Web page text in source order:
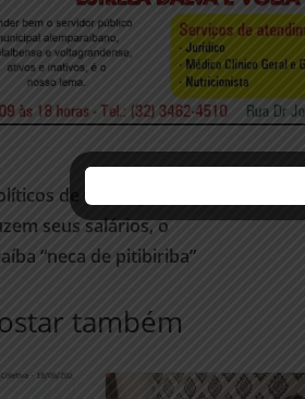
de várias partes do
seus salários, o
“neca de pitibiriba”
também